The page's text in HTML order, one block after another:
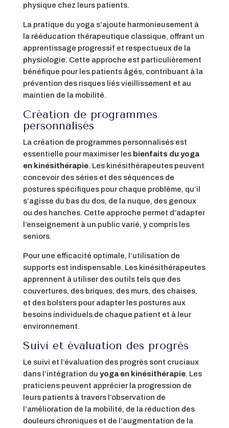
physique chez leurs patients.
La pratique du yoga s’ajoute harmonieusement à
la rééducation thérapeutique classique, offrant un
apprentissage progressif et respectueux de la
physiologie. Cette approche est particulièrement
bénéfique pour les patients âgés, contribuant à la
prévention des risques liés vieillissement et au
maintien de la mobilité.
Création de programmes
personnalisés
La création de programmes personnalisés est
essentielle pour maximiser les bienfaits du yoga
en kinésithérapie. Les kinésithérapeutes peuvent
concevoir des séries et des séquences de
postures spécifiques pour chaque problème, qu’il
s’agisse du bas du dos, de la nuque, des genoux
ou des hanches. Cette approche permet d’adapter
l’enseignement à un public varié, y compris les
seniors.
Pour une efficacité optimale, l’utilisation de
supports est indispensable. Les kinésithérapeutes
apprennent à utiliser des outils tels que des
couvertures, des briques, des murs, des chaises,
et des bolsters pour adapter les postures aux
besoins individuels de chaque patient et à leur
environnement.
Suivi et évaluation des progrès
Le suivi et l’évaluation des progrès sont cruciaux
dans l’intégration du yoga en kinésithérapie. Les
praticiens peuvent apprécier la progression de
leurs patients à travers l’observation de
l’amélioration de la mobilité, de la réduction des
douleurs chroniques et de l’augmentation de la